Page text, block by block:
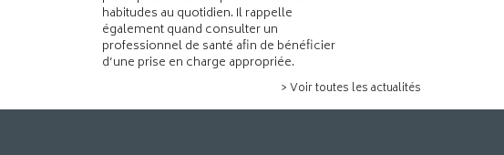
habitudes au quotidien. Il rappelle
également quand consulter un
professionnel de santé afin de bénéficier
d’une prise en charge appropriée.
> Voir toutes les actualités